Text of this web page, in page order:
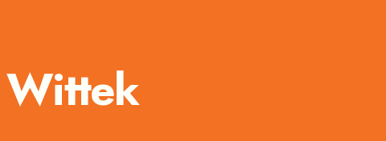
Wittek